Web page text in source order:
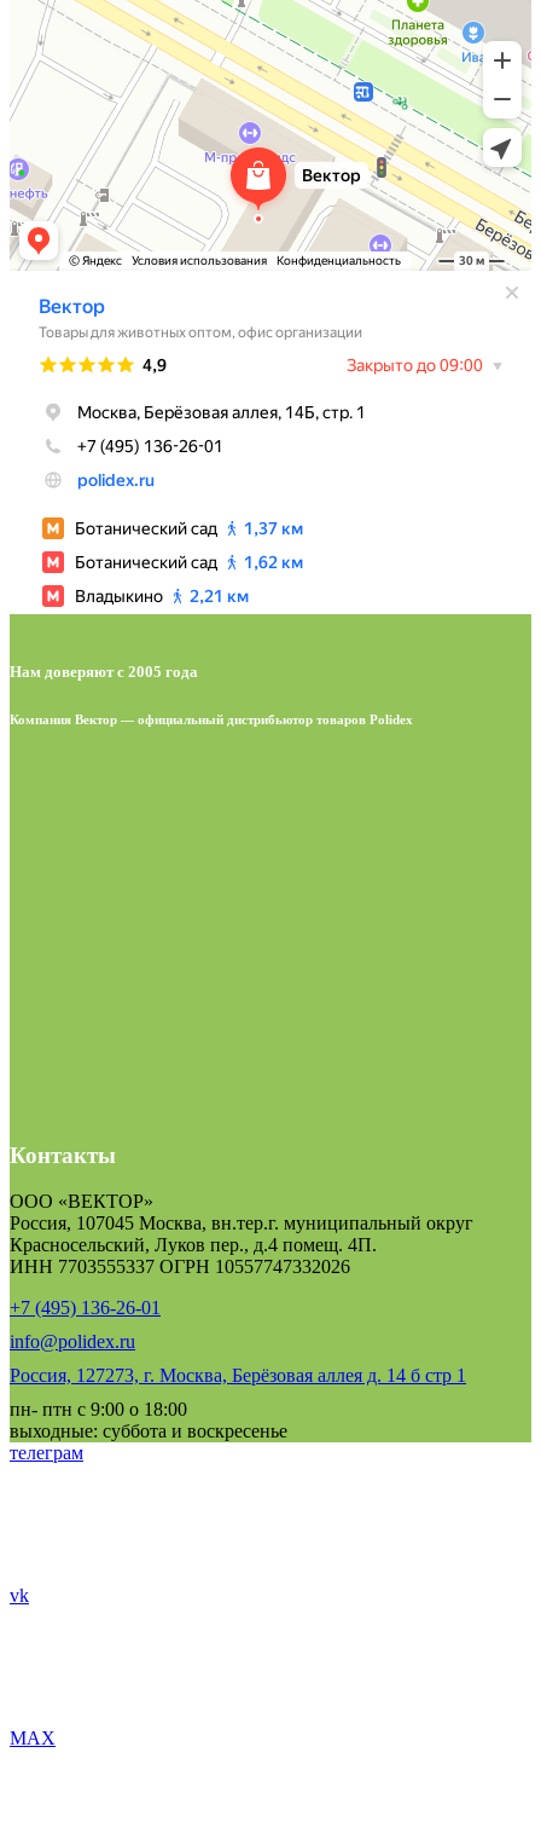
Нам доверяют с 2005 года
Компания Вектор — официальный дистрибьютор товаров Polidex
Контакты
ООО «ВЕКТОР»
Россия, 107045 Москва, вн.тер.г. муниципальный округ
Красносельский, Луков пер., д.4 помещ. 4П.
ИНН 7703555337 ОГРН 10557747332026
+7 (495) 136-26-01
info@polidex.ru
Россия, 127273, г. Москва, Берёзовая аллея д. 14 б стр 1
пн- птн с 9:00 о 18:00
выходные: суббота и воскресенье
телеграм
vk
MAX